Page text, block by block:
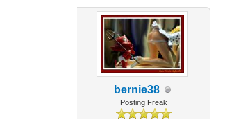
bernie38
Posting Freak